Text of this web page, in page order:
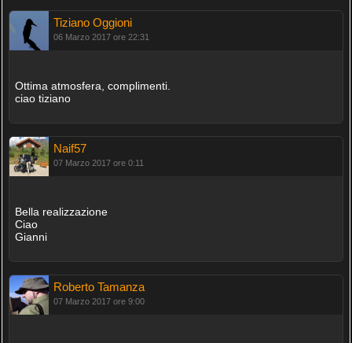
Tiziano Oggioni
06 Marzo 2017 ore 22:31
Ottima atmosfera, complimenti.
ciao tiziano
Naif57
07 Marzo 2017 ore 0:11
Bella realizzazione
Ciao
Gianni
Roberto Tamanza
07 Marzo 2017 ore 9:00